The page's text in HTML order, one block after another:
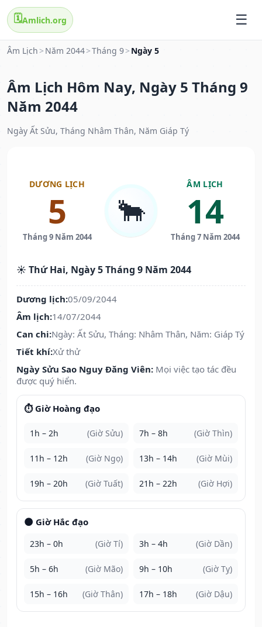
🗓️Amlich.org
Âm Lịch > Năm 2044>Tháng 9> Ngày 5
Âm Lịch Hôm Nay, Ngày 5 Tháng 9
Năm 2044
Ngày Ất Sửu, Tháng Nhâm Thân, Năm Giáp Tý
DƯƠNG LỊCH
5
Tháng 9 Năm 2044
🐂
ÂM LỊCH
14
Tháng 7 Năm 2044
☀️ Thứ Hai, Ngày 5 Tháng 9 Năm 2044
Dương lịch:05/09/2044
Âm lịch:14/07/2044
Can chi:Ngày: Ất Sửu, Tháng: Nhâm Thân, Năm: Giáp Tý
Tiết khí:Xử thử
Ngày Sửu Sao Nguy Đăng Viên: Mọi việc tạo tác đều
được quý hiển.
⏱️ Giờ Hoàng đạo
1h – 2h (Giờ Sửu) 7h – 8h (Giờ Thìn)
11h – 12h (Giờ Ngọ) 13h – 14h (Giờ Mùi)
19h – 20h (Giờ Tuất) 21h – 22h (Giờ Hợi)
🌑 Giờ Hắc đạo
23h – 0h (Giờ Tí) 3h – 4h (Giờ Dần)
5h – 6h (Giờ Mão) 9h – 10h (Giờ Tỵ)
15h – 16h (Giờ Thân) 17h – 18h (Giờ Dậu)